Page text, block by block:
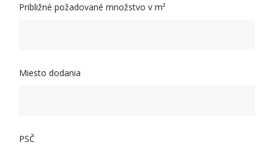
Približné požadované množstvo v m²
Miesto dodania
PSČ